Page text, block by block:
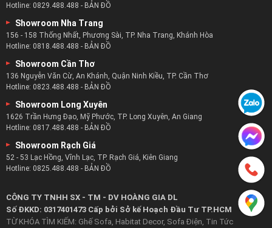
zSofa không chỉ chú trọng tạo nên những sản phẩm chất
lượng bên trong mà còn là cả bên ngoài.
Với những kiểu dáng sofa đẹp nhất dành cho phòng khách
đa dạng và đẹp nhất phù hợp với mọi căn phòng khách.
Bên cạnh kiểu dáng zSofa còn tạo nên sự đa dạng với nhiều
màu sắc sofa da bò nhập khẩu đẹp nhất và nhất là ấm áp
nhất.
Đảm bảo khi đến với zSofa khách hàng sẽ luôn chọn được
bộ Sofa Da Bò đẹp nhất và ưng ý nhất dành cho không gian
phòng khách nhà mình.
Với chiếc ghế sofa da từ doanh nghiệp zSofa chắc chắn sẽ
giúp phòng khách nhà bạn trở nên sang trọng và nhiều màu
sắc hơn.
Cung cấp sofa da bò nhập khẩu với giá hợp lý nhất
Hotline: 0829.488.488 - BẢN ĐỒ
Showroom Nha Trang
156 - 158 Thống Nhất, Phương Sài, TP. Nha Trang, Khánh Hòa
Hotline: 0818.488.488 - BẢN ĐỒ
Showroom Cần Thơ
136 Nguyễn Văn Cừ, An Khánh, Quận Ninh Kiều, TP. Cần Thơ
Hotline: 0823.488.488 - BẢN ĐỒ
Showroom Long Xuyên
1626 Trần Hưng Đạo, Mỹ Phước, TP. Long Xuyên, An Giang
Hotline: 0817.488.488 - BẢN ĐỒ
Showroom Rạch Giá
52 - 53 Lạc Hồng, Vĩnh Lạc, TP. Rạch Giá, Kiên Giang
Hotline: 0825.488.488 - BẢN ĐỒ
CÔNG TY TNHH SX - TM - DV HOÀNG GIA DL
Số ĐKKD: 0317401473 Cấp bởi Sở kế Hoạch Đầu Tư TP.HCM
TỪ KHÓA TÌM KIẾM: Ghế Sofa Habitat Decor, Sofa Điện Tin Tức